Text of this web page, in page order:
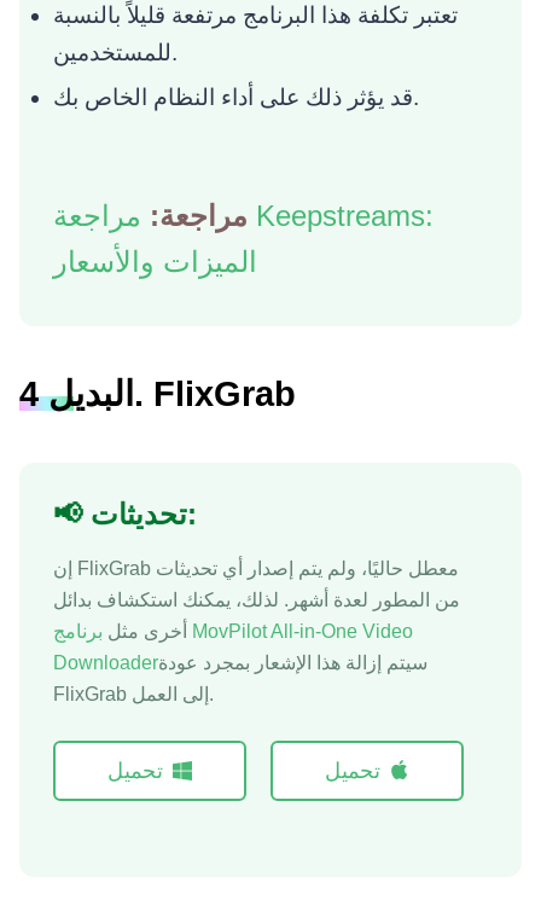
تعتبر تكلفة هذا البرنامج مرتفعة قليلاً بالنسبة
للمستخدمين.
قد يؤثر ذلك على أداء النظام الخاص بك.
مراجعة: مراجعة Keepstreams:
الميزات والأسعار
البديل 4. FlixGrab
📢 تحديثات:
إن FlixGrab معطل حاليًا، ولم يتم إصدار أي تحديثات
من المطور لعدة أشهر. لذلك، يمكنك استكشاف بدائل
أخرى مثل برنامج MovPilot All-in-One Video
Downloaderسيتم إزالة هذا الإشعار بمجرد عودة
FlixGrab إلى العمل.
تحميل تحميل